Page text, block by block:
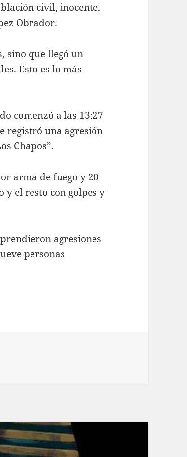
civil, inocente,
Obrador.
sino que llegó un
Esto es lo más
comenzó a las 13:27
registró una agresión
Chapos”.
arma de fuego y 20
y el resto con golpes y
agresiones
personas